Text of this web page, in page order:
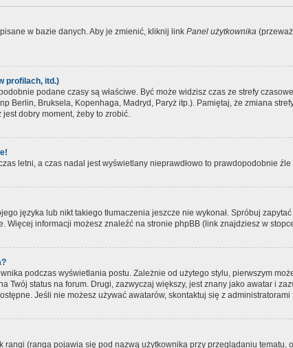
w bazie danych. Aby je zmienić, kliknij link Panel użytkownika
profilach, itd.)
podane czasy są właściwe. Być może widzisz czas ze strefy
Berlin, Bruksela, Kopenhaga, Madryd, Paryż itp.). Pamiętaj, że zmiana
dobry moment, żeby to zrobić.
letni, a czas nadal jest wyświetlany nieprawdłowo to prawdopodobnie
języka lub nikt takiego tłumaczenia jeszcze nie wykonał. Spróbuj
Więcej informacji możesz znaleźć na stronie phpBB (link znajdziesz w
podczas wyświetlania postu. Zależnie od użytego stylu, pierwszym
Twój status na forum. Drugi, zazwyczaj większy, jest znany jako awatar i
Jeśli nie możesz używać awatarów, skontaktuj się z
(ranga pojawia się pod nazwą użytkownika przy przeglądaniu